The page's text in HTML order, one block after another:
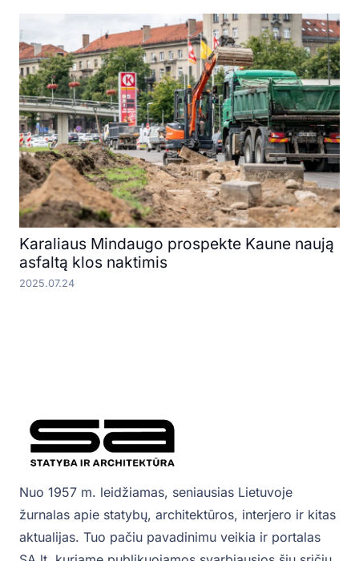
Karaliaus Mindaugo prospekte Kaune naują
asfaltą klos naktimis
2025.07.24
Nuo 1957 m. leidžiamas, seniausias Lietuvoje
žurnalas apie statybų, architektūros, interjero ir kitas
aktualijas. Tuo pačiu pavadinimu veikia ir portalas